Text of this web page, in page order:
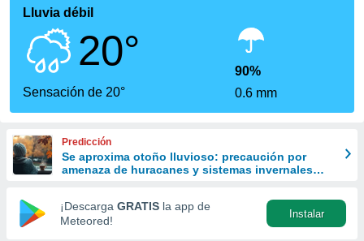
ha sido
para
que se
calidad.
a este
las
y
forma
digital
basada
Lluvia débil
20°
Sensación de 20°
90%
0.6 mm
Predicción
Se aproxima otoño lluvioso: precaución por
amenaza de huracanes y sistemas invernales
¡Descarga GRATIS la app de
Meteored!
Instalar